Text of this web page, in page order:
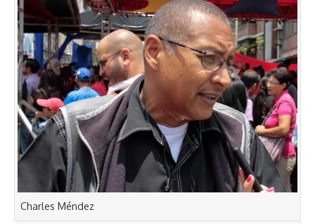
Charles Méndez